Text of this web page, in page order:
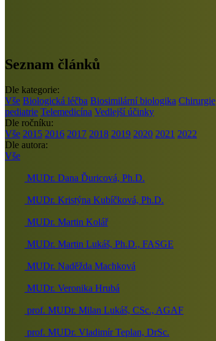
Seznam článků
Dle kategorie:
Vše Biologická léčba Biosimilární biologika Chirurgie
pediatrie Telemedicína Vedlejší účinky
Dle ročníku:
Vše 2015 2016 2017 2018 2019 2020 2021 2022
Dle autora:
Vše
MUDr. Dana Ďuricová, Ph.D.
MUDr. Kristýna Kubíčková, Ph.D.
MUDr. Martin Kolář
MUDr. Martin Lukáš, Ph.D., FASGE
MUDr. Naděžda Machková
MUDr. Veronika Hrubá
prof. MUDr. Milan Lukáš, CSc., AGAF
prof. MUDr. Vladimír Teplan, DrSc.